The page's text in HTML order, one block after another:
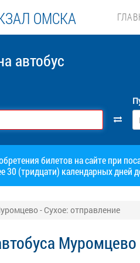
ОМСКА
автобус
билетов на сайте при
30 (тридцати) календарных дней
- Сухое: отправление
Муромцево